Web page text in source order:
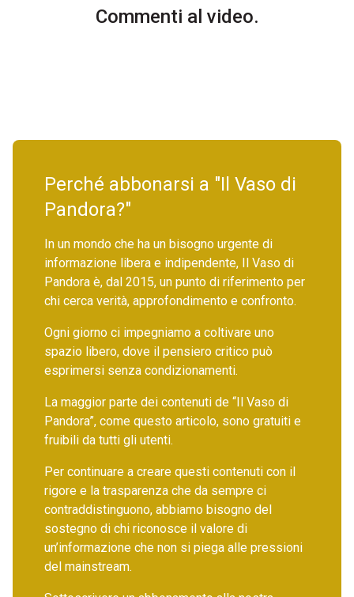
Commenti al video.
Perché abbonarsi a "Il Vaso di
Pandora?"
In un mondo che ha un bisogno urgente di
informazione libera e indipendente, Il Vaso di
Pandora è, dal 2015, un punto di riferimento per
chi cerca verità, approfondimento e confronto.
Ogni giorno ci impegniamo a coltivare uno
spazio libero, dove il pensiero critico può
esprimersi senza condizionamenti.
La maggior parte dei contenuti de “Il Vaso di
Pandora”, come questo articolo, sono gratuiti e
fruibili da tutti gli utenti.
Per continuare a creare questi contenuti con il
rigore e la trasparenza che da sempre ci
contraddistinguono, abbiamo bisogno del
sostegno di chi riconosce il valore di
un’informazione che non si piega alle pressioni
del mainstream.